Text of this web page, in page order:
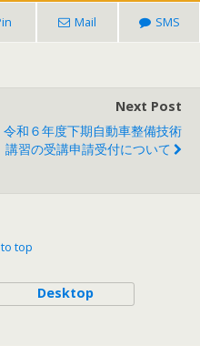
Mail SMS
Next Post
令和６年度下期自動車整備技術
講習の受講申請受付について
top
Desktop